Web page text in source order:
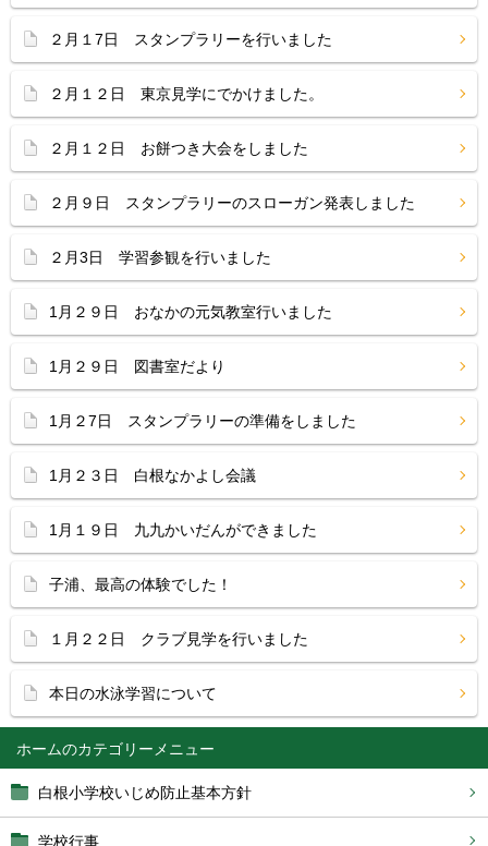
ホーム
白根小学校いじめ防止基本方針
学校行事
２月１7日 スタンプラリーを行いました
２月１２日 東京見学にでかけました。
２月１２日 お餅つき大会をしました
２月９日 スタンプラリーのスローガン発表しました
２月3日 学習参観を行いました
1月２９日 おなかの元気教室行いました
1月２９日 図書室だより
1月２7日 スタンプラリーの準備をしました
1月２３日 白根なかよし会議
1月１９日 九九かいだんができました
子浦、最高の体験でした！
１月２２日 クラブ見学を行いました
本日の水泳学習について